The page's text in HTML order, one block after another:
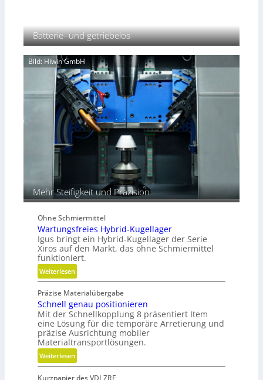
P
l
t
z
y
d
r
a
u
l
k
i
m
V
l
e
i
h
Batterie- und getriebelos
Bild: Hiwin GmbH
Mehr Steifigkeit und Präzision
Ohne Schmiermittel
Wartungsfreies Hybrid-Kugellager
Igus bringt ein Hybrid-Kugellager der Serie
Xiros auf den Markt, das ohne Schmiermittel
funktioniert.
Weiterlesen:
W
a
r
t
u
n
g
s
Präzise Materialübergabe
Schnell genau positionieren
Mit der Schnellkopplung 8 präsentiert Item
eine Lösung für die temporäre Arretierung und
präzise Ausrichtung mobiler
Materialtransportlösungen.
Weiterlesen:
S
c
Kurzpapier des VDI ZRE